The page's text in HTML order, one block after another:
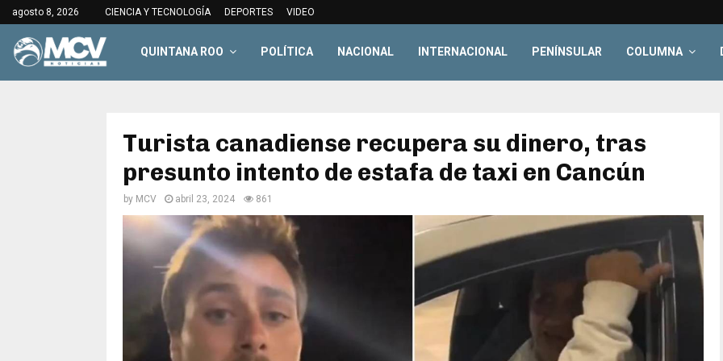
agosto 8, 2026 CIENCIA Y TECNOLOGÍA DEPORTES VIDEO
QUINTANA ROO POLÍTICA NACIONAL INTERNACIONAL PENÍNSULAR COLUMNA
Turista canadiense recupera su dinero, tras
presunto intento de estafa de taxi en Cancún
by MCV abril 23, 2024 861